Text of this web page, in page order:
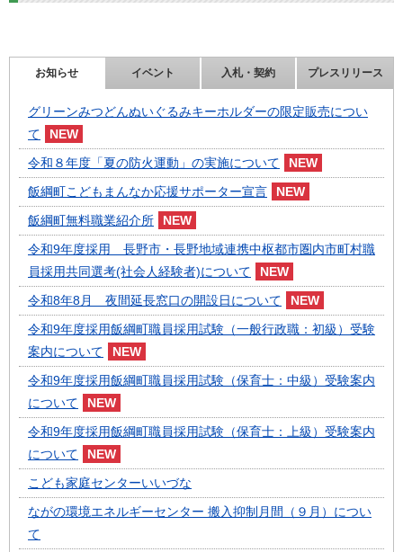
お知らせ イベント 入札・契約 プレスリリース
グリーンみつどんぬいぐるみキーホルダーの限定販売につい
て
令和８年度「夏の防火運動」の実施について
飯綱町こどもまんなか応援サポーター宣言
飯綱町無料職業紹介所
令和9年度採用 長野市・長野地域連携中枢都市圏内市町村職
員採用共同選考(社会人経験者)について
令和8年8月 夜間延長窓口の開設日について
令和9年度採用飯綱町職員採用試験（一般行政職：初級）受験
案内について
令和9年度採用飯綱町職員採用試験（保育士：中級）受験案内
について
令和9年度採用飯綱町職員採用試験（保育士：上級）受験案内
について
こども家庭センターいいづな
ながの環境エネルギーセンター 搬入抑制月間（９月）につい
て